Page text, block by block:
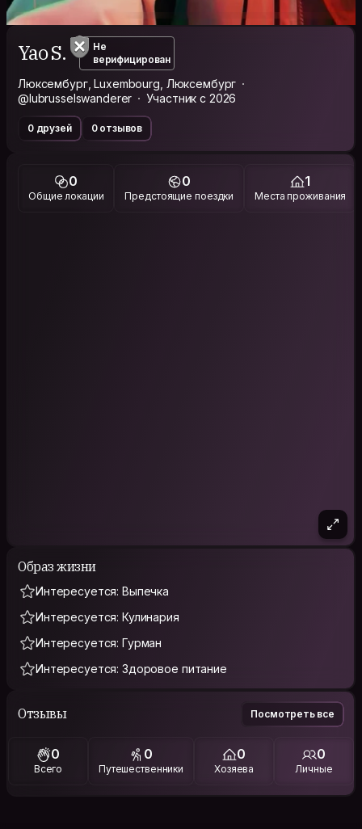
Yao S.
Не
верифицирован
Люксембург, Luxembourg, Люксембург
@lubrusselswanderer
Участник с 2026
0 друзей 0 отзывов
0
Общие локации
0
Предстоящие поездки
1
Места проживания
Образ жизни
Интересуется: Выпечка
Интересуется: Кулинария
Интересуется: Гурман
Интересуется: Здоровое питание
Отзывы Посмотреть все
0
Всего
0
Путешественники
0
Хозяева
0
Личные